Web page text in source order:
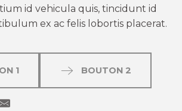
id vehicula quis, tincidunt id
ex ac felis lobortis placerat.
1 BOUTON 2